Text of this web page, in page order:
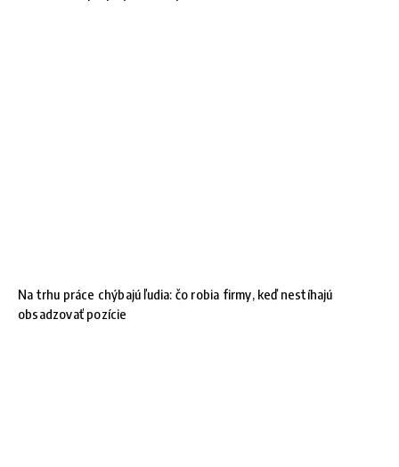
Na trhu práce chýbajú ľudia: čo robia firmy, keď nestíhajú
obsadzovať pozície